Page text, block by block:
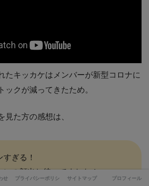
たキッカケはメンバーが新型コロナに
ックが減ってきたため。
見た方の感想は、
すぎる！
ンの顔出し待ってました！
せ プライバシーポリシー サイトマップ プロフィール